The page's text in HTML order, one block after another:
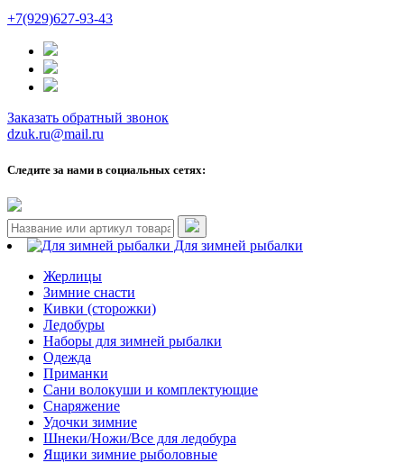
+7(929)627-93-43
Заказать обратный звонок
dzuk.ru@mail.ru
Следите за нами в социальных сетях:
Для зимней рыбалки
Жерлицы
Зимние снасти
Кивки (сторожки)
Ледобуры
Наборы для зимней рыбалки
Одежда
Приманки
Сани волокуши и комплектующие
Снаряжение
Удочки зимние
Шнеки/Ножи/Все для ледобура
Ящики зимние рыболовные